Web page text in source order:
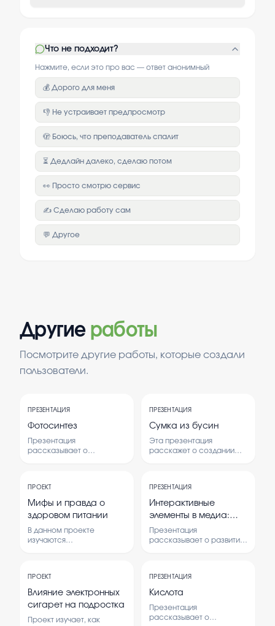
Что не подходит?
Нажмите, если это про вас — ответ анонимный
💰 Дорого для меня
👎 Не устраивает предпросмотр
🫣 Боюсь, что преподаватель спалит
⏳ Дедлайн далеко, сделаю потом
👀 Просто смотрю сервис
✍️ Сделаю работу сам
💬 Другое
Другие работы
Посмотрите другие работы, которые создали
пользователи.
ПРЕЗЕНТАЦИЯ
Фотосинтез
Презентация
рассказывает о
мира. Рассматриваются
основные этапы и
условия, необходимые для
этого процесса. Также
обсуждается роль
фотосинтеза в жизни на
ПРЕЗЕНТАЦИЯ
Сумка из бусин
Эта презентация
расскажет о создании
Рассмотрены материалы,
дизайн и советы по уходу
за готовым изделием.
ПРОЕКТ
Мифы и правда о
здоровом питании
В данном проекте
изучаются
Анализируются, что
помогает и что вредно для
здоровья при выборе
продуктов питания.
ПРЕЗЕНТАЦИЯ
Интерактивные
элементы в медиа:
история,
разновидности,
недостатки),
различные подходы
Презентация
рассказывает о развитии
способах реализации.
Рассматриваются
недостатки различных
подходов, а также
ПРОЕКТ
Влияние электронных
сигарет на подростка
Проект изучает, как
ПРЕЗЕНТАЦИЯ
Кислота
Презентация
рассказывает о